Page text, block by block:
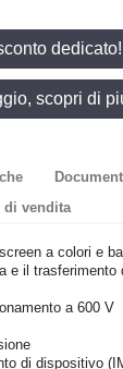
dedicato!
scopri di
vendita
a colori e
e il trasferimento
a 600 V
di dispositivo